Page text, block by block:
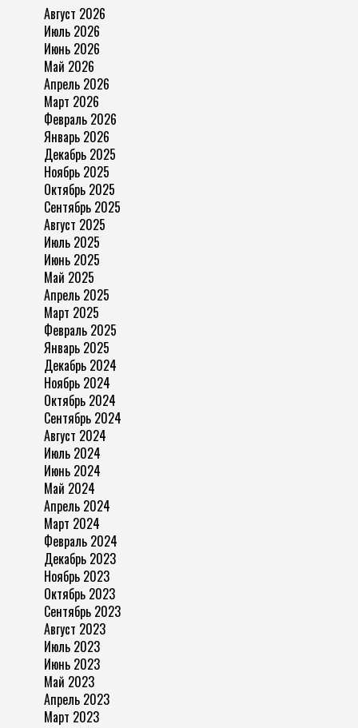
Август 2026
Июль 2026
Июнь 2026
Май 2026
Апрель 2026
Март 2026
Февраль 2026
Январь 2026
Декабрь 2025
Ноябрь 2025
Октябрь 2025
Сентябрь 2025
Август 2025
Июль 2025
Июнь 2025
Май 2025
Апрель 2025
Март 2025
Февраль 2025
Январь 2025
Декабрь 2024
Ноябрь 2024
Октябрь 2024
Сентябрь 2024
Август 2024
Июль 2024
Июнь 2024
Май 2024
Апрель 2024
Март 2024
Февраль 2024
Декабрь 2023
Ноябрь 2023
Октябрь 2023
Сентябрь 2023
Август 2023
Июль 2023
Июнь 2023
Май 2023
Апрель 2023
Март 2023